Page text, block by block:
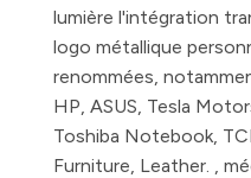
lumière l'intégration
logo métallique
renommées,
HP, ASUS, Tesla
Toshiba Notebook,
Furniture, Leather. ,